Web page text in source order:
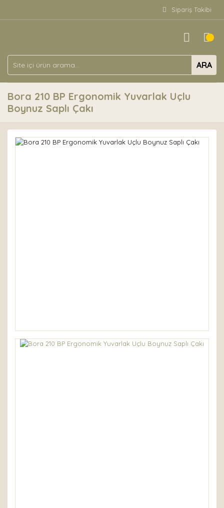
Sipariş Takibi
ARA
Bora 210 BP Ergonomik Yuvarlak Uçlu
Boynuz Saplı Çakı